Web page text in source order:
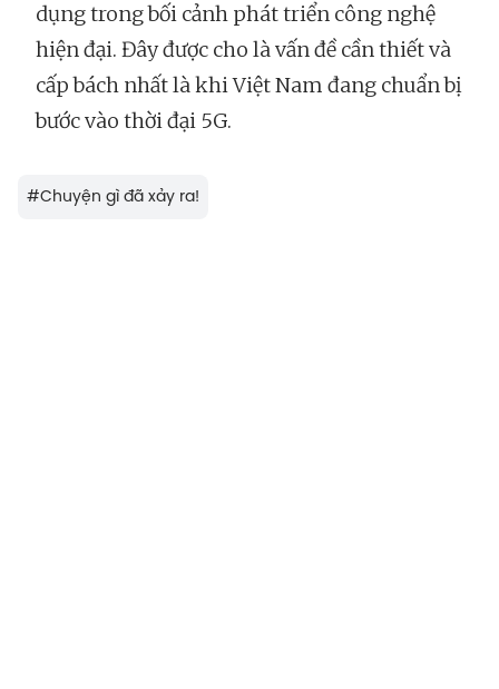
dụng trong bối cảnh phát triển công nghệ
hiện đại. Đây được cho là vấn đề cần thiết và
cấp bách nhất là khi Việt Nam đang chuẩn bị
bước vào thời đại 5G.
#Chuyện gì đã xảy ra!